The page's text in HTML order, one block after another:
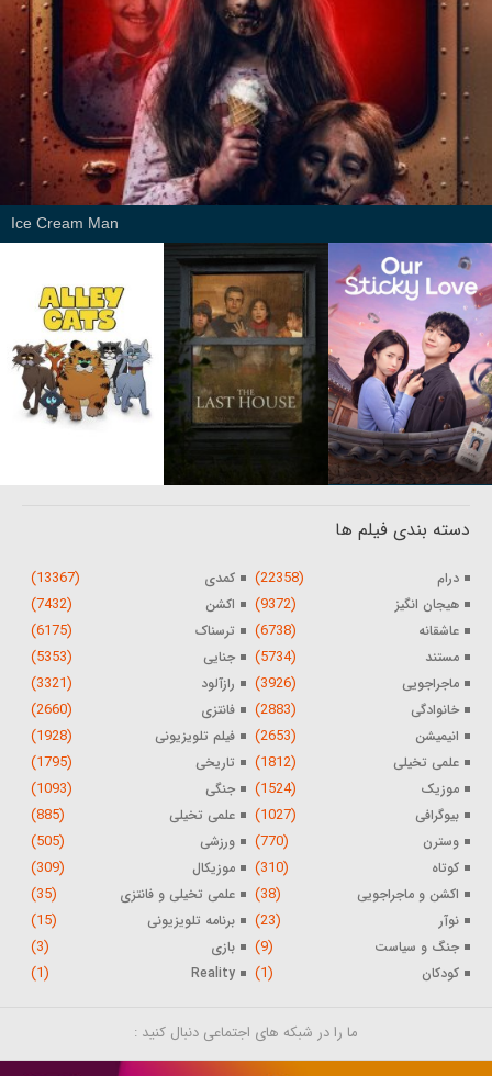
Ice Cream Man
دسته بندی فیلم ها
درام (22358) کمدی (13367)
هیجان انگیز (9372) اکشن (7432)
عاشقانه (6738) ترسناک (6175)
مستند (5734) جنایی (5353)
ماجراجویی (3926) رازآلود (3321)
خانوادگی (2883) فانتزی (2660)
انیمیشن (2653) فیلم تلویزیونی (1928)
علمی تخیلی (1812) تاریخی (1795)
موزیک (1524) جنگی (1093)
بیوگرافی (1027) علمی تخیلی (885)
وسترن (770) ورزشی (505)
کوتاه (310) موزیکال (309)
اکشن و ماجراجویی (38) علمی تخیلی و فانتزی (35)
نوآر (23) برنامه تلویزیونی (15)
جنگ و سیاست (9) بازی (3)
کودکان (1)
Reality
(1)
ما را در شبکه های اجتماعی دنبال کنید :